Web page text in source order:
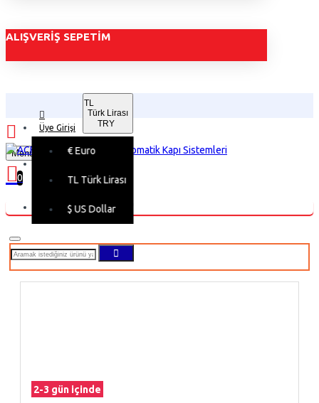
ALIŞVERIŞ SEPETIM
Üye Girişi
TL
Türk Lirası
TRY
€Euro
TL Türk Lirası
$ US Dollar
Menu
0
Alışveriş sepetiniz boş!
2-3 gün içinde